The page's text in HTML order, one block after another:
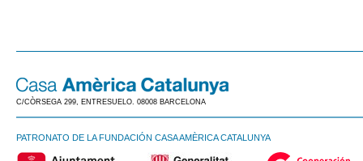
C/CÒRSEGA 299, ENTRESUELO. 08008 BARCELONA
PATRONATO DE LA FUNDACIÓN CASA AMÈRICA CATALUNYA